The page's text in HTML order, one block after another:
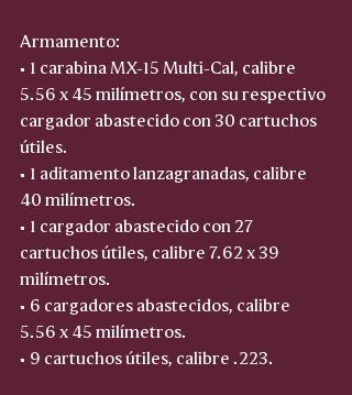
Armamento:
• 1 carabina MX-15 Multi-Cal, calibre
5.56 x 45 milímetros, con su respectivo
cargador abastecido con 30 cartuchos
útiles.
• 1 aditamento lanzagranadas, calibre
40 milímetros.
• 1 cargador abastecido con 27
cartuchos útiles, calibre 7.62 x 39
milímetros.
• 6 cargadores abastecidos, calibre
5.56 x 45 milímetros.
• 9 cartuchos útiles, calibre .223.